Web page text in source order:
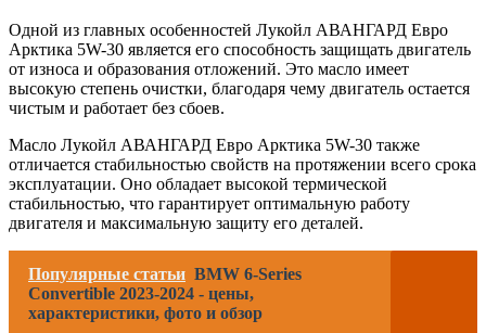
Одной из главных особенностей Лукойл АВАНГАРД Евро
Арктика 5W-30 является его способность защищать двигатель
от износа и образования отложений. Это масло имеет
высокую степень очистки, благодаря чему двигатель остается
чистым и работает без сбоев.
Масло Лукойл АВАНГАРД Евро Арктика 5W-30 также
отличается стабильностью свойств на протяжении всего срока
эксплуатации. Оно обладает высокой термической
стабильностью, что гарантирует оптимальную работу
двигателя и максимальную защиту его деталей.
Популярные статьи BMW 6-Series
Convertible 2023-2024 - цены,
характеристики, фото и обзор